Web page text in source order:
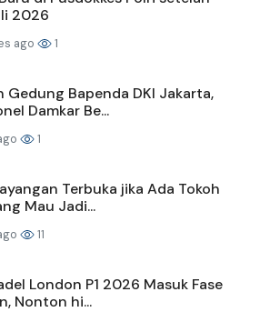
2026
ago 1
Gedung Bapenda DKI Jakarta,
Damkar Be...
1
Terbuka jika Ada Tokoh
Mau Jadi...
11
London P1 2026 Masuk Fase
Nonton hi...